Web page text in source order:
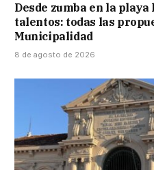
Desde zumba en la playa
talentos: todas las
Municipalidad
8 de agosto de 2026